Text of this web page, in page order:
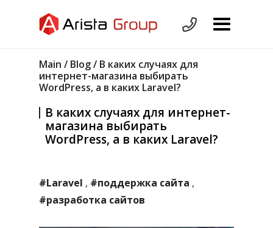
Main / Blog/ В каких случаях для
интернет-магазина выбирать
WordPress, а в каких Laravel?
В каких случаях для интернет-
магазина выбирать
WordPress, а в каких Laravel?
#Laravel , #поддержка сайта ,
#разработка сайтов